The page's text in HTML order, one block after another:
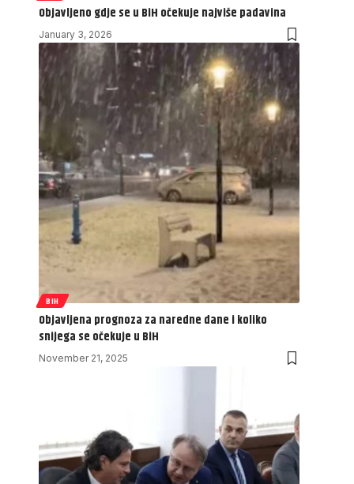
Objavljeno gdje se u BiH očekuje najviše padavina
January 3, 2026
BIH
Objavljena prognoza za naredne dane i koliko
snijega se očekuje u BiH
November 21, 2025